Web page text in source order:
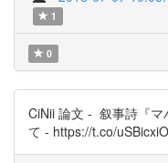
1
0
CiNii 論文 - 叙事詩『マ
て - https://t.co/